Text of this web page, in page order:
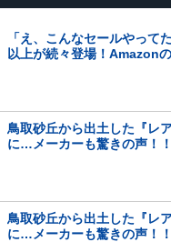
「え、こんなセールやって
以上が続々登場！Amazon
鳥取砂丘から出土した『レ
に…メーカーも驚きの声！！
鳥取砂丘から出土した『レ
に…メーカーも驚きの声！！